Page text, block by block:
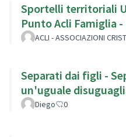
Sportelli territoriali
Punto Acli Famiglia
ACLI - ASSOCIAZIONI
Separati dai figli -
un'uguale
Diego 0